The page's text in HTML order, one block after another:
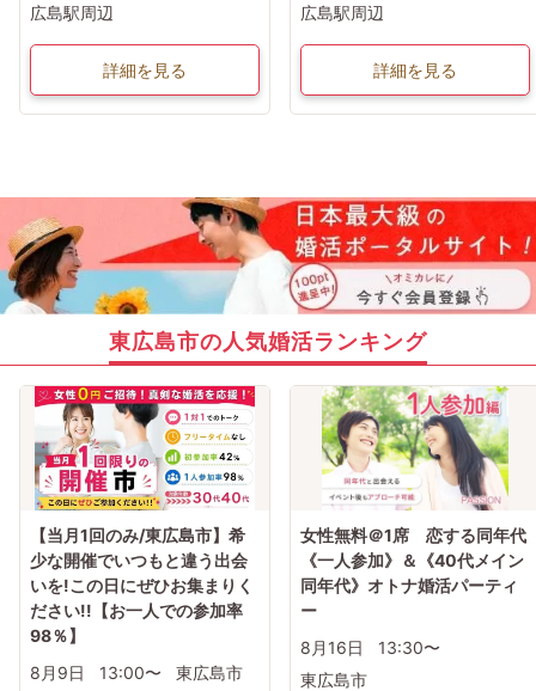
広島駅周辺
詳細を見る
広島駅周辺
詳細を見る
東広島市の人気婚活ランキング
【当月1回のみ/東広島市】希
少な開催でいつもと違う出会
いを!この日にぜひお集まりく
ださい!!【お一人での参加率
98％】
8月9日
13:00〜 東広島市
女性無料＠1席 恋する同年代
《一人参加》＆《40代メイン
同年代》オトナ婚活パーティ
ー
8月16日
13:30〜
東広島市